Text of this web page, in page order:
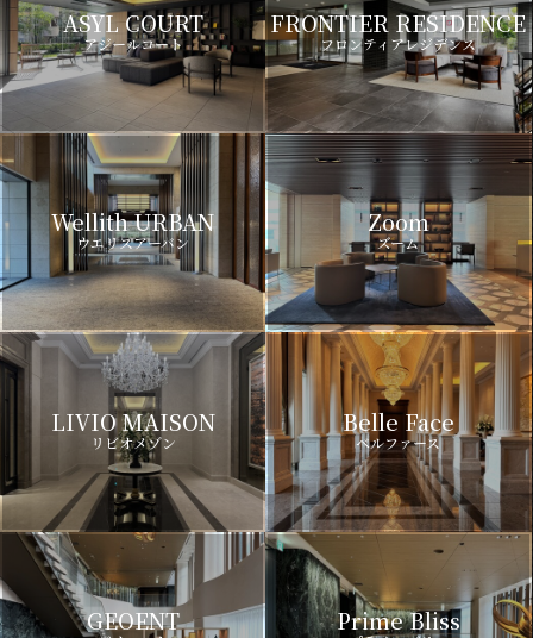
ASYL COURT
アジールコート
FRONTIER RESIDENCE
フロンティアレジデンス
Wellith URBAN
ウエリスアーバン
Zoom
ズーム
LIVIO MAISON
リビオメゾン
Belle Face
ベルファース
GEOENT Prime Bliss